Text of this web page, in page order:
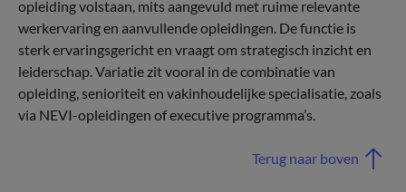
opleiding volstaan, mits aangevuld met ruime relevante
werkervaring en aanvullende opleidingen. De functie is
sterk ervaringsgericht en vraagt om strategisch inzicht en
leiderschap. Variatie zit vooral in de combinatie van
opleiding, senioriteit en vakinhoudelijke specialisatie, zoals
via NEVI-opleidingen of executive programma’s.
Terug naar boven